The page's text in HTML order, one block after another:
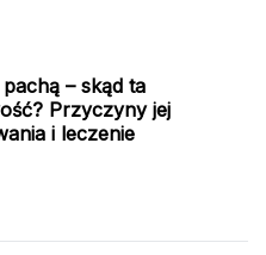
– skąd ta
Przyczyny jej
i leczenie